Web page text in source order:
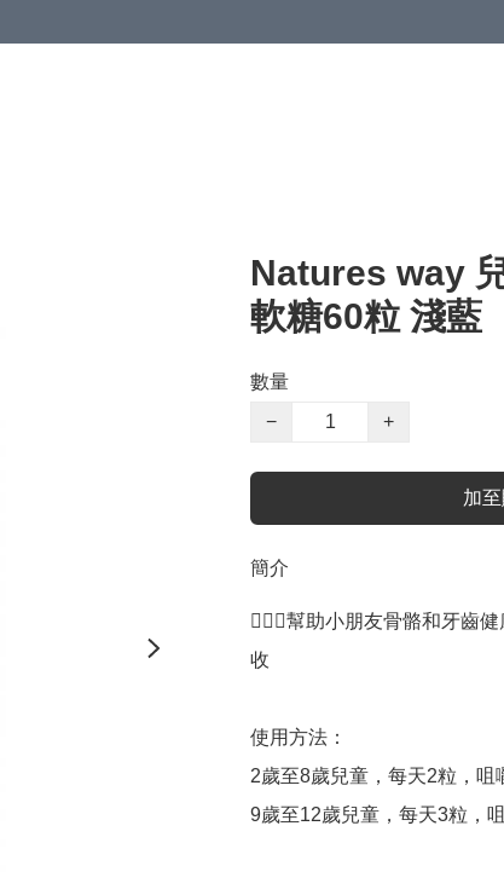
Natures way
軟糖60粒 淺藍
數量
−
+
加
簡介
💁🏻‍♀️幫助小朋友骨骼和牙齒
收
使用方法：
2歲至8歲兒童，每天2粒，咀
9歲至12歲兒童，每天3粒，